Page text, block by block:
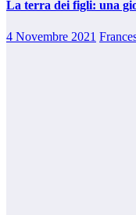
La terra dei figli: una
4 Novembre 2021